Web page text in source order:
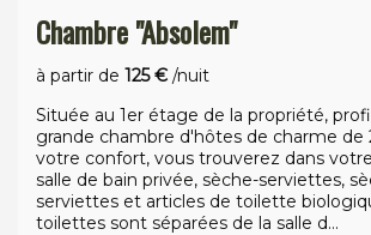
Chambre "Absolem"
à partir de 125 € /nuit
Située au 1er étage de la propriété,
grande chambre d'hôtes de charme de
votre confort, vous trouverez dans
salle de bain privée, sèche-serviettes,
serviettes et articles de toilette
toilettes sont séparées de la salle d...